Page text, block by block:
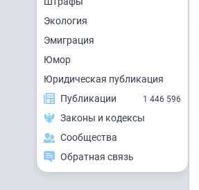
Экология
Эмиграция
Юмор
Юридическая публикация
Публикации
1 446 596
Законы и кодексы
Сообщества
Обратная связь